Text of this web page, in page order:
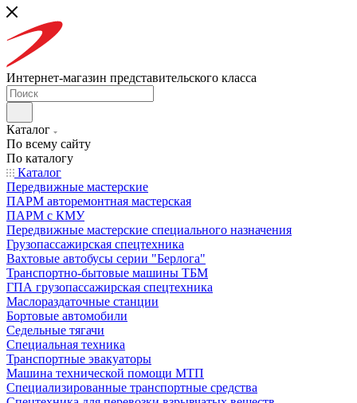
Интернет-магазин представительского класса
Каталог
По всему сайту
По каталогу
Каталог
Передвижные мастерские
ПАРМ авторемонтная мастерская
ПАРМ с КМУ
Передвижные мастерские специального назначения
Грузопассажирская спецтехника
Вахтовые автобусы серии "Берлога"
Транспортно-бытовые машины ТБМ
ГПА грузопассажирская спецтехника
Маслораздаточные станции
Бортовые автомобили
Седельные тягачи
Специальная техника
Транспортные эвакуаторы
Машина технической помощи МТП
Специализированные транспортные средства